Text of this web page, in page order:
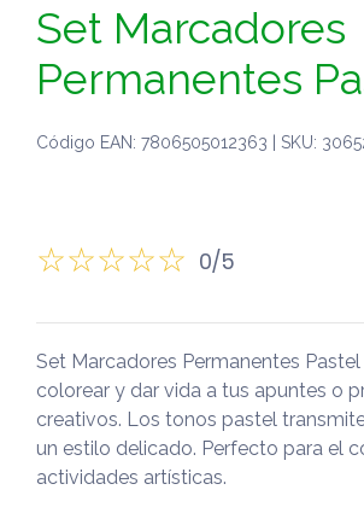
Set Marcadores
Permanentes
Código EAN: 7806505012363 | SKU:
0/5
Set Marcadores Permanentes Pastel
colorear y dar vida a tus apuntes o
creativos. Los tonos pastel
un estilo delicado. Perfecto para el
actividades artísticas.